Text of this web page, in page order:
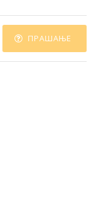
ПРАШАЊЕ